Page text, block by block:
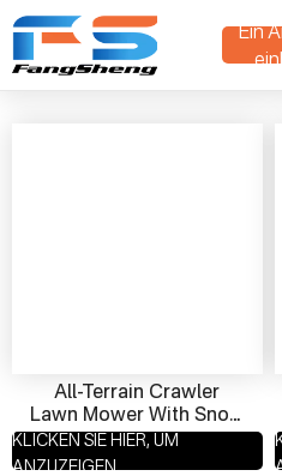
Ein
Heim > Produkte
All-Terrain Crawler
Lawn Mower With Snow
Removal Function |
High Performance,
KLICKEN SIE HIER, UM
ANZUZEIGEN